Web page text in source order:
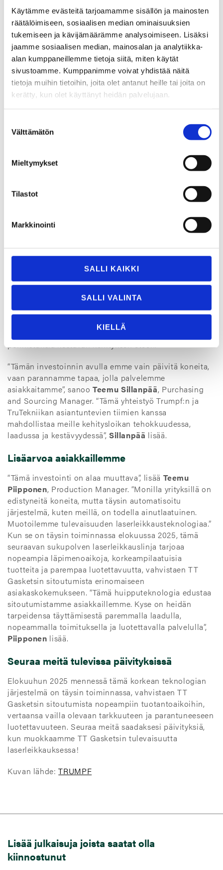
Käytämme evästeitä tarjoamamme sisällön ja mainosten
räätälöimiseen, sosiaalisen median ominaisuuksien
tukemiseen ja kävijämäärämme analysoimiseen. Lisäksi
jaamme sosiaalisen median, mainosalan ja analytiikka-
alan kumppaneillemme tietoja siitä, miten käytät
sivustoamme. Kumppanimme voivat yhdistää näitä
tietoja muihin tietoihin, joita olet antanut heille tai joita on
kerätty, kun olet käyttänyt heidän palvelujaan.
valinta
Välttämätön
Mieltymykset
Tilastot
Markkinointi
SALLI KAIKKI
SALLI VALINTA
KIELLÄ
Ilmanvaihdon, sähköinfrastruktuurin ja valaistuksen
päivittämisen
Uuden pumppulinjan asentamisen edistyksellisten
toimintojen tukemiseksi
Välivaraston perustamisen keskeytyksettömän
tuotannon varmistamiseksi
Sitoutuminen innovaatioon ja kestävämpään
kehitykseen
tehokkuutta ja minimoimalla jätteen määrää, TT
asiakastäydellisyyteen. Tämä suuri investointi on
mahdollistettu pitkäaikaisilla kumppanuuksilla
asiantuntemus ja teknologia ovat keskeisiä tämän
muutoksen toteuttamisessa.
TruLaser 5030 Fiber L76 on keskeinen osa laajaa
investointiohjelmaamme, jonka tarkoituksena on
uudistaa ja modernisoida laserleikkausosastomme.
Tämä kehittynyt järjestelmä parantaa merkittävästi
toiminnallista tehokkuuttamme, kapasiteettia ja
ponnistuksia kestävän kehityksen eteen.
“Tämän investoinnin avulla emme vain päivitä koneita,
vaan parannamme tapaa, jolla palvelemme
asiakkaitamme”, sanooTeemu Sillanpää, Purchasing
and Sourcing Manager. “Tämä yhteistyö Trumpf:n ja
TruTekniikan asiantuntevien tiimien kanssa
mahdollistaa meille kehitysloikan tehokkuudessa,
laadussa ja kestävyydessä”, Sillanpää lisää.
Lisäarvoa asiakkaillemme
“Tämä investointi on alaa muuttava”, lisää Teemu
Piipponen, Production Manager. “Monilla yrityksillä on
edistyneitä koneita, mutta täysin automatisoitu
järjestelmä, kuten meillä, on todella ainutlaatuinen.
Muotoilemme tulevaisuuden laserleikkausteknologiaa.”
Kun se on täysin toiminnassa elokuussa 2025, tämä
seuraavan sukupolven laserleikkauslinja tarjoaa
nopeampia läpimenoaikoja, korkeampilaatuisia
tuotteita ja parempaa luotettavuutta, vahvistaen TT
Gasketsin sitoutumista erinomaiseen
asiakaskokemukseen. “Tämä huipputeknologia edustaa
sitoutumistamme asiakkaillemme. Kyse on heidän
tarpeidensa täyttämisestä paremmalla laadulla,
nopeammalla toimituksella ja luotettavalla palvelulla”,
Piipponen lisää.
Seuraa meitä tulevissa päivityksissä
Elokuuhun 2025 mennessä tämä korkean teknologian
järjestelmä on täysin toiminnassa, vahvistaen TT
Gasketsin sitoutumista nopeampiin tuotantoaikoihin,
vertaansa vailla olevaan tarkkuuteen ja parantuneeseen
luotettavuuteen. Seuraa meitä saadaksesi päivityksiä,
kun muokkaamme TT Gasketsin tulevaisuutta
laserleikkauksessa!
Kuvan lähde:TRUMPF
Lisää julkaisuja joista saatat olla
kiinnostunut